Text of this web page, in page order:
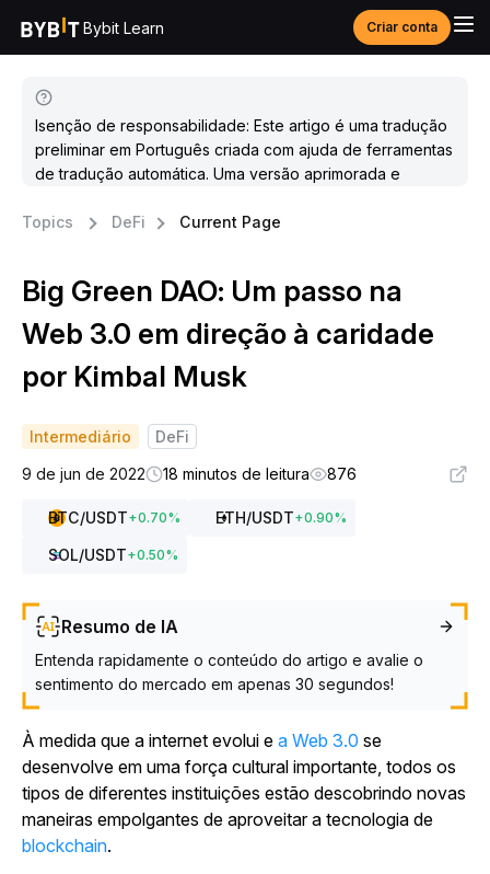
Bybit Learn Criar conta
Isenção de responsabilidade: Este artigo é uma tradução
preliminar em Português criada com ajuda de ferramentas
de tradução automática. Uma versão aprimorada e
Topics
DeFi Current Page
Big Green DAO: Um passo na
Web 3.0 em direção à caridade
por Kimbal Musk
Intermediário
DeFi
9 de jun de 2022
18 minutos de leitura 876
BTC/USDT+0.70% ETH/USDT+0.90%
SOL/USDT+0.50%
Resumo de IA
Entenda rapidamente o conteúdo do artigo e avalie o
sentimento do mercado em apenas 30 segundos!
À medida que a internet evolui e a Web 3.0 se
desenvolve em uma força cultural importante, todos os
tipos de diferentes instituições estão descobrindo novas
maneiras empolgantes de aproveitar a tecnologia de
blockchain.